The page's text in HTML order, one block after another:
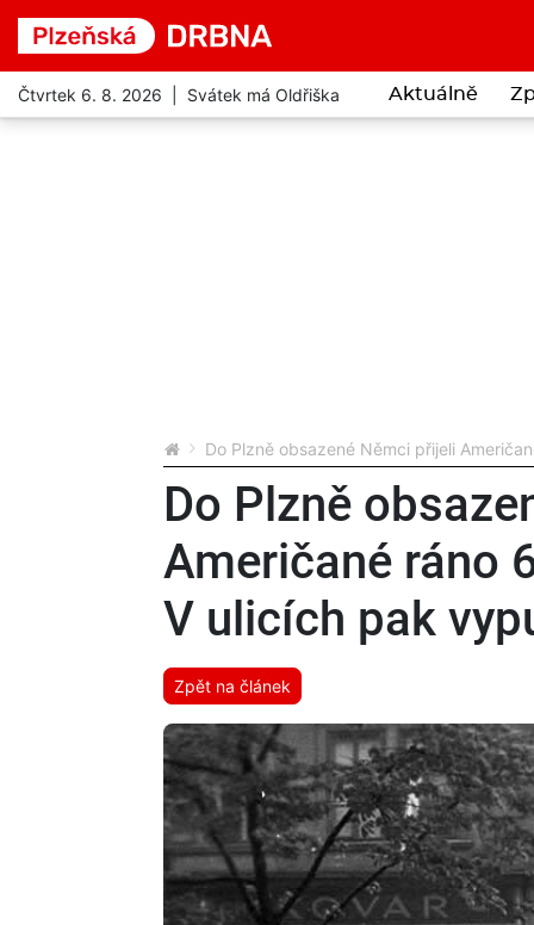
Čtvrtek 6. 8. 2026 | Svátek má Oldřiška Aktuálně
Do Plzně obsazené Němci přijeli
Do Plzně
Američané ráno
V ulicích pak
Zpět na článek